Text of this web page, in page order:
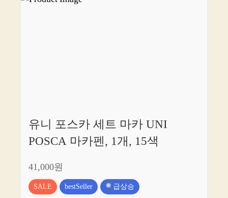
유니 포스카 세트 마카 UNI
POSCA 마카펜, 1개, 15색
41,000원
SALE bestSeller 급상승